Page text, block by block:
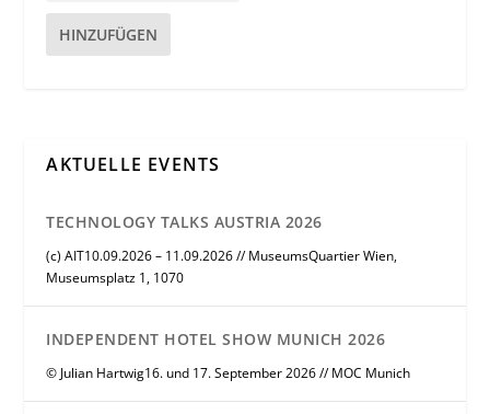
HINZUFÜGEN
AKTUELLE EVENTS
TECHNOLOGY TALKS AUSTRIA 2026
(c) AIT10.09.2026 – 11.09.2026 // MuseumsQuartier Wien,
Museumsplatz 1, 1070
INDEPENDENT HOTEL SHOW MUNICH 2026
© Julian Hartwig16. und 17. September 2026 // MOC Munich